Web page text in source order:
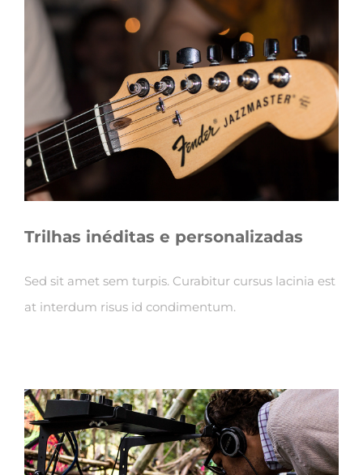
Trilhas inéditas e personalizadas
Sed sit amet sem turpis. Curabitur cursus lacinia est
at interdum risus id condimentum.